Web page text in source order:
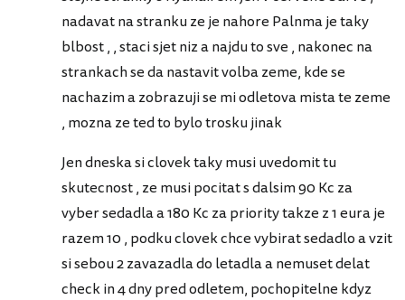
nadavat na stranku ze je nahore Palnma je taky
blbost , , staci sjet niz a najdu to sve , nakonec na
strankach se da nastavit volba zeme, kde se
nachazim a zobrazuji se mi odletova mista te zeme
, mozna ze ted to bylo trosku jinak
Jen dneska si clovek taky musi uvedomit tu
skutecnost , ze musi pocitat s dalsim 90 Kc za
vyber sedadla a 180 Kc za priority takze z 1 eura je
razem 10 , podku clovek chce vybirat sedadlo a vzit
si sebou 2 zavazadla do letadla a nemuset delat
check in 4 dny pred odletem, pochopitelne kdyz